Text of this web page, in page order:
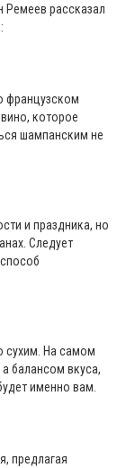
Ремеев рассказал
французском
которое
шампанским не
и праздника, но
Следует
сухим. На самом
балансом вкуса,
именно вам.
предлагая